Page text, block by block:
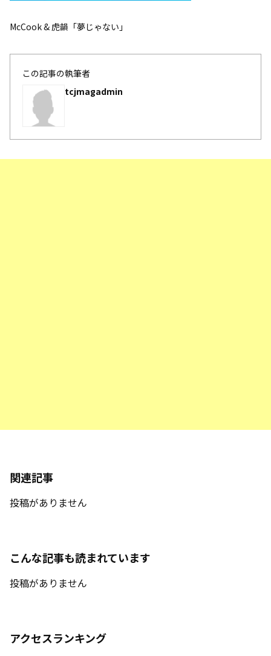
McCook & 虎韻「夢じゃない」
この記事の執筆者
tcjmagadmin
関連記事
投稿がありません
こんな記事も読まれています
投稿がありません
アクセスランキング